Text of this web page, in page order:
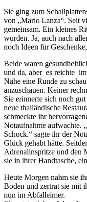
Sie ging zum
von „Mario Lanza“. Seit
gemeinsam. Ein kleines
wurden. Ja, auch nach
noch Ideen für
Beide waren
und da, aber es reichte
Nähe eine Runde zu
anzuschauen. Keiner
Sie erinnerte sich noch
neue thailändische
schmeckte ihr
Notaufnahme aufwachte.
Schock.“ sagte ihr der
Glück gehabt hätte.
Adrenalinspritze und den
sie in ihrer Handtasche,
Heute Morgen nahm sie
Boden und zertrat sie mit
nun im Abfalleimer.